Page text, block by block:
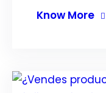
Know More